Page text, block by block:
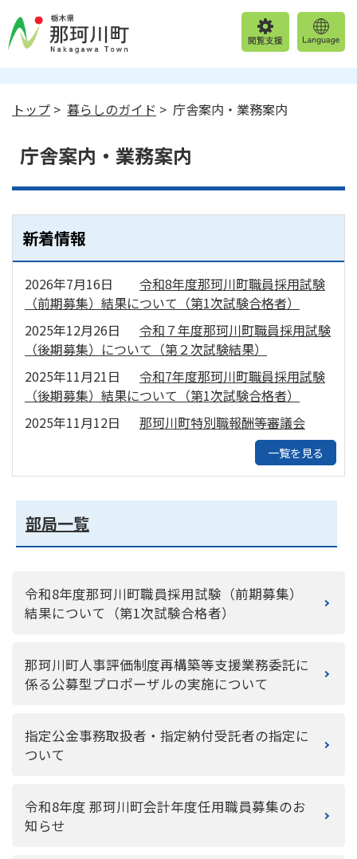
トップ > 暮らしのガイド > 庁舎案内・業務案内
庁舎案内・業務案内
新着情報
2026年7月16日
令和8年度那珂川町職員採用試験
（前期募集）結果について（第1次試験合格者）
2025年12月26日
令和７年度那珂川町職員採用試験
（後期募集）について（第２次試験結果）
2025年11月21日
令和7年度那珂川町職員採用試験
（後期募集）結果について（第1次試験合格者）
2025年11月12日
那珂川町特別職報酬等審議会
一覧を見る
部局一覧
令和8年度那珂川町職員採用試験（前期募集）
結果について（第1次試験合格者）
那珂川町人事評価制度再構築等支援業務委託に
係る公募型プロポーザルの実施について
指定公金事務取扱者・指定納付受託者の指定に
ついて
令和8年度 那珂川町会計年度任用職員募集のお
知らせ